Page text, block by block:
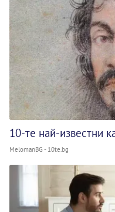
10-те най-известни
MelomanBG - 10te.bg